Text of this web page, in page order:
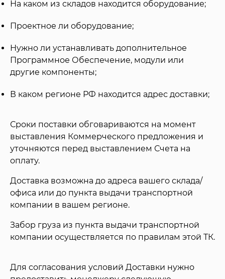
На каком из складов находится оборудование;
Проектное ли оборудование;
Нужно ли устанавливать дополнительное
Программное Обеспечение, модули или
другие компоненты;
В каком регионе РФ находится адрес доставки;
Сроки поставки обговариваются на момент
выставления Коммерческого предложения и
уточняются перед выставлением Счета на
оплату.
Доставка возможна до адреса вашего склада/
офиса или до пункта выдачи транспортной
компании в вашем регионе.
Забор груза из пункта выдачи транспортной
компании осуществляется по правилам этой ТК.
Для согласования условий Доставки нужно